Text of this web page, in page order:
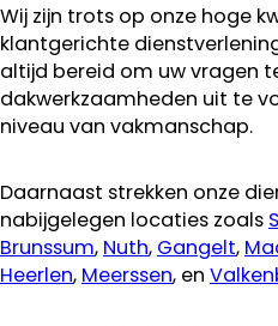
Wij zijn trots op onze hoge
klantgerichte
altijd bereid om uw vragen
dakwerkzaamheden uit te
niveau van vakmanschap.
Daarnaast strekken onze
nabijgelegen locaties zoals
Brunssum, Nuth, Gangelt,
Heerlen, Meerssen, en